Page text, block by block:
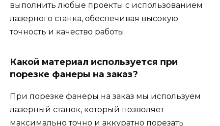
выполнить любые проекты с использованием
лазерного станка, обеспечивая высокую
точность и качество работы.
Какой материал используется при
порезке фанеры на заказ?
При порезке фанеры на заказ мы используем
лазерный станок, который позволяет
максимально точно и аккуратно порезать